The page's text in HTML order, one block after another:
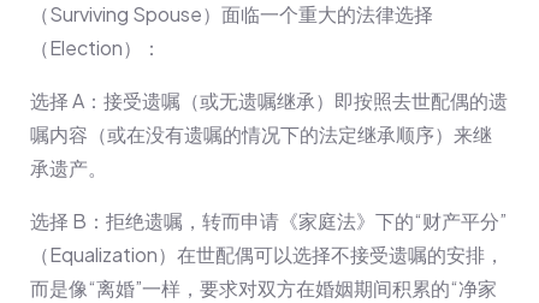
（Surviving Spouse）面临一个重大的法律选择
（Election）：
选择 A：接受遗嘱（或无遗嘱继承）即按照去世配偶的遗
嘱内容（或在没有遗嘱的情况下的法定继承顺序）来继
承遗产。
选择 B：拒绝遗嘱，转而申请《家庭法》下的“财产平分”
（Equalization）在世配偶可以选择不接受遗嘱的安排，
而是像“离婚”一样，要求对双方在婚姻期间积累的“净家